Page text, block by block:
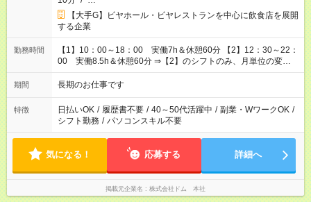
【大手G】ビヤホール・ビヤレストランを中心に飲食店を展開
する企業
勤務時間
【1】10：00～18：00 実働7h＆休憩60分 【2】12：30～22：
00 実働8.5h＆休憩60分 ⇒【2】のシフトのみ、月単位の変形
労働制：160～177.1h/月（超過分は別途全額支給） ★時短相談
OK（6h～）
期間 長期のお仕事です
特徴 日払いOK / 履歴書不要 / 40～50代活躍中 / 副業・WワークOK /
シフト勤務 / パソコンスキル不要
気になる！ 応募する 詳細へ
掲載元企業名 株式会社ドム 本社